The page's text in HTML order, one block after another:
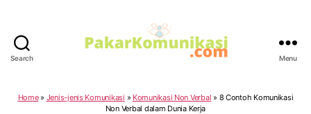
Search Menu
Home» Jenis-jenis Komunikasi » Komunikasi Non Verbal » 8 Contoh Komunikasi
Non Verbal dalam Dunia Kerja